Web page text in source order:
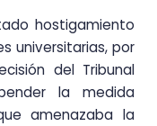
hostigamiento
universitarias, por
del Tribunal
la medida
amenazaba la